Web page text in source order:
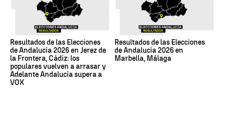
Resultados de las Elecciones
de Andalucía 2026 en Jerez de
la Frontera, Cádiz: los
populares vuelven a arrasar y
Adelante Andalucía supera a
VOX
Resultados de las Elecciones
de Andalucía 2026 en
Marbella, Málaga